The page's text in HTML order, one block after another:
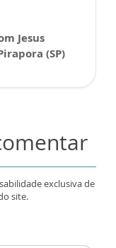
Jesus
(SP)
exclusiva de
site.